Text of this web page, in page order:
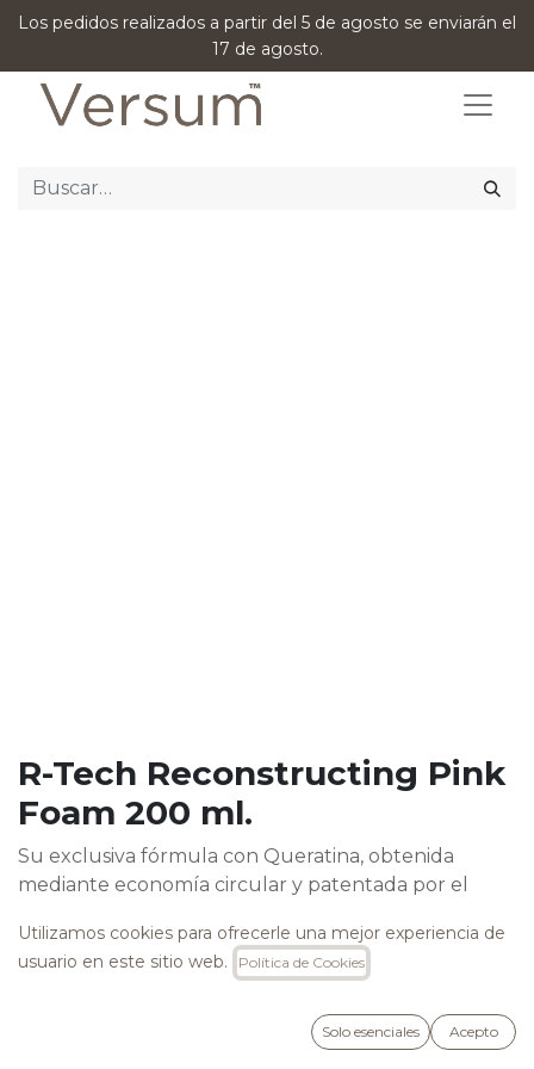
Los pedidos realizados a partir del 5 de agosto se enviarán el
17 de agosto.
R-Tech Reconstructing Pink
Foam 200 ml.
Su exclusiva fórmula con Queratina, obtenida
mediante economía circular y patentada por el
repara la cutícula para que el tallo se vuelva
compacto y brillante, devuelve cuerpo al cabello y
Formulado con Oxy Keratin, Vitamina PP, Aceite de
Utilizamos cookies para ofrecerle una mejor experiencia de
usuario en este sitio web.
Política de Cookies
Solo esenciales Acepto